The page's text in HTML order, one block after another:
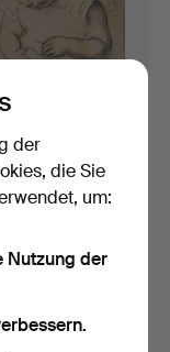
Mädchen.
Jun 2026
der
die Sie
um:
Nutzung der